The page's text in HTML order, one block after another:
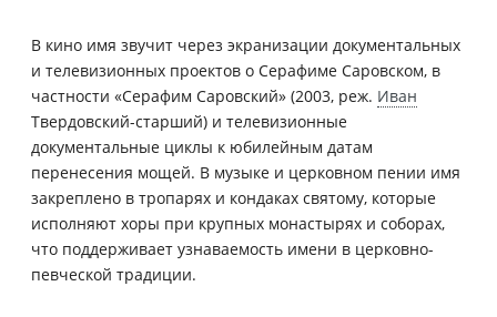
В кино имя звучит через экранизации документальных
и телевизионных проектов о Серафиме Саровском, в
частности «Серафим Саровский» (2003, реж. Иван
Твердовский-старший) и телевизионные
документальные циклы к юбилейным датам
перенесения мощей. В музыке и церковном пении имя
закреплено в тропарях и кондаках святому, которые
исполняют хоры при крупных монастырях и соборах,
что поддерживает узнаваемость имени в церковно-
певческой традиции.